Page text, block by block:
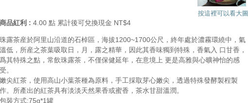
按這裡可以看大圖
商品紅利 : 4.00 點 累計後可兌換現金 NT$4
珠露茶産於阿里山沿道的石棹區，海拔1200~1700公尺，終年處於濃霧環繞中，氣
溫低，所産之茶葉吸取日，月，露之精華，因此其香味獨到特殊，香氣入 口甘香，
爲其特殊之點，常飲珠露茶，不僅保健延年，在意境上 更是高雅與心曠神怡的感
受。
嫩尖紅茶，使用高山小葉茶種為原料，手工採取芽心嫩尖，透過特殊發酵製程製
作。所產出的紅茶具有淡淡天然果香或蜜香，茶水甘甜溫潤。
包裝方式:75g*1罐